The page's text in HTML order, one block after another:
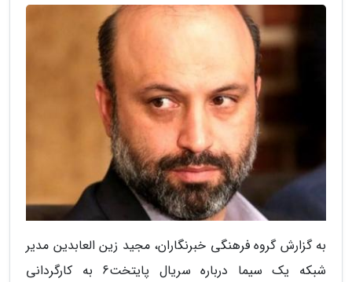
به گزارش گروه فرهنگی خبرنگاران، مجید زین العابدین مدیر
شبکه یک سیما درباره سریال پایتخت6 به کارگردانی